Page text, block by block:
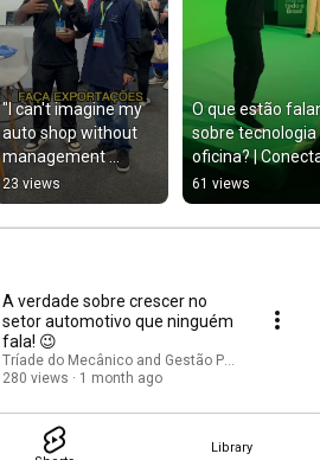
Library
"I can't imagine my
auto shop without
management
software" | Ultracar
client at Conecta
2026 #Shorts
23 views
O que estão
sobre tecnologia
oficina? |
2026 #Shorts
61 views
A verdade sobre crescer no
setor automotivo que ninguém
fala! 😉
Tríade do Mecânico and Gestão Para Oficinas
280 views
1 month ago